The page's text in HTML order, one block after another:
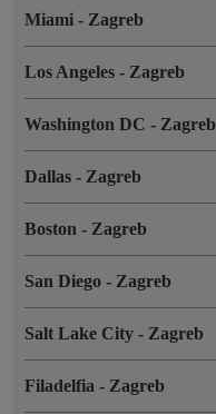
Miami - Zagreb
Los Angeles - Zagreb
Washington DC - Zagreb
Dallas - Zagreb
Boston - Zagreb
San Diego - Zagreb
Salt Lake City - Zagreb
Filadelfia - Zagreb